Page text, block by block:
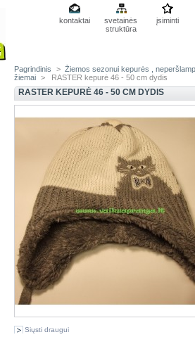
kontaktai
svetainės
struktūra
įsiminti
Pagrindinis > Žiemos sezonui kepurės ,
žiemai > RASTER kepurė 46 - 50 cm dydis
RASTER KEPURĖ 46 - 50 CM DYDIS
Siųsti draugui